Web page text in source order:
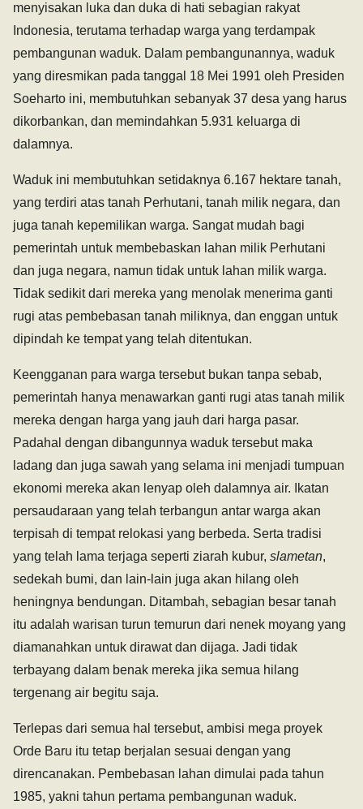
menyisakan luka dan duka di hati sebagian rakyat
Indonesia, terutama terhadap warga yang terdampak
pembangunan waduk. Dalam pembangunannya, waduk
yang diresmikan pada tanggal 18 Mei 1991 oleh Presiden
Soeharto ini, membutuhkan sebanyak 37 desa yang harus
dikorbankan, dan memindahkan 5.931 keluarga di
dalamnya.
Waduk ini membutuhkan setidaknya 6.167 hektare tanah,
yang terdiri atas tanah Perhutani, tanah milik negara, dan
juga tanah kepemilikan warga. Sangat mudah bagi
pemerintah untuk membebaskan lahan milik Perhutani
dan juga negara, namun tidak untuk lahan milik warga.
Tidak sedikit dari mereka yang menolak menerima ganti
rugi atas pembebasan tanah miliknya, dan enggan untuk
dipindah ke tempat yang telah ditentukan.
Keengganan para warga tersebut bukan tanpa sebab,
pemerintah hanya menawarkan ganti rugi atas tanah milik
mereka dengan harga yang jauh dari harga pasar.
Padahal dengan dibangunnya waduk tersebut maka
ladang dan juga sawah yang selama ini menjadi tumpuan
ekonomi mereka akan lenyap oleh dalamnya air. Ikatan
persaudaraan yang telah terbangun antar warga akan
terpisah di tempat relokasi yang berbeda. Serta tradisi
yang telah lama terjaga seperti ziarah kubur, slametan,
sedekah bumi, dan lain-lain juga akan hilang oleh
heningnya bendungan. Ditambah, sebagian besar tanah
itu adalah warisan turun temurun dari nenek moyang yang
diamanahkan untuk dirawat dan dijaga. Jadi tidak
terbayang dalam benak mereka jika semua hilang
tergenang air begitu saja.
Terlepas dari semua hal tersebut, ambisi mega proyek
Orde Baru itu tetap berjalan sesuai dengan yang
direncanakan. Pembebasan lahan dimulai pada tahun
1985, yakni tahun pertama pembangunan waduk.